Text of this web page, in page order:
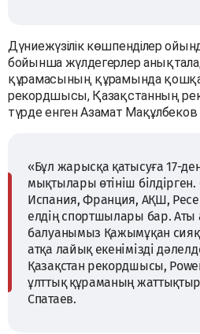
Дүниежүзілік көшпенділер
бойынша жүлдегерлер
құрамасының құрамында
рекордшысы, Қазақстанның
түрде енген Азамат Мақұлбеков
«Бұл жарысқа қатысуға 17-
мықтылары өтініш
Испания, Франция, АҚШ,
елдің спортшылары бар. Аты
балуанымыз Қажымұқан
атқа лайық екенімізді
Қазақстан рекордшысы,
ұлттық құраманың
Спатаев.